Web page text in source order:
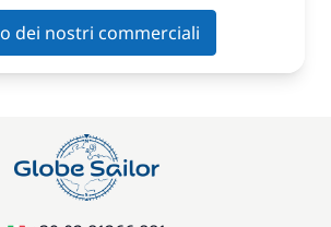
dei nostri commerciali